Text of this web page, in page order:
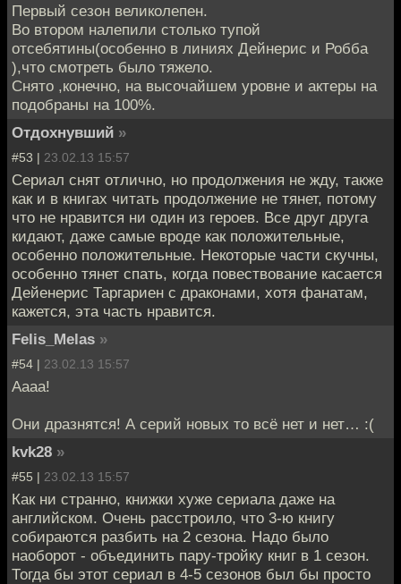
Первый сезон великолепен.
Во втором налепили столько тупой
отсебятины(особенно в линиях Дейнерис и Робба
),что смотреть было тяжело.
Снято ,конечно, на высочайшем уровне и актеры на
подобраны на 100%.
Отдохнувший »
#53 | 23.02.13 15:57
Сериал снят отлично, но продолжения не жду, также
как и в книгах читать продолжение не тянет, потому
что не нравится ни один из героев. Все друг друга
кидают, даже самые вроде как положительные,
особенно положительные. Некоторые части скучны,
особенно тянет спать, когда повествование касается
Дейенерис Таргариен с драконами, хотя фанатам,
кажется, эта часть нравится.
Felis_Melas »
#54 | 23.02.13 15:57
Аааа!
Они дразнятся! А серий новых то всё нет и нет… :(
kvk28 »
#55 | 23.02.13 15:57
Как ни странно, книжки хуже сериала даже на
английском. Очень расстроило, что 3-ю книгу
собираются разбить на 2 сезона. Надо было
наоборот - объединить пару-тройку книг в 1 сезон.
Тогда бы этот сериал в 4-5 сезонов был бы просто